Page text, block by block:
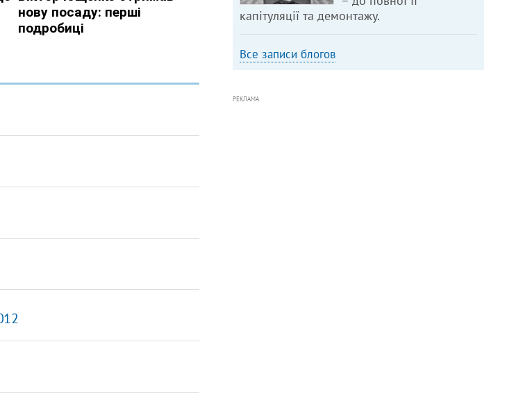
капітуляції та демонтажу.
Все записи блогов
РЕКЛАМА